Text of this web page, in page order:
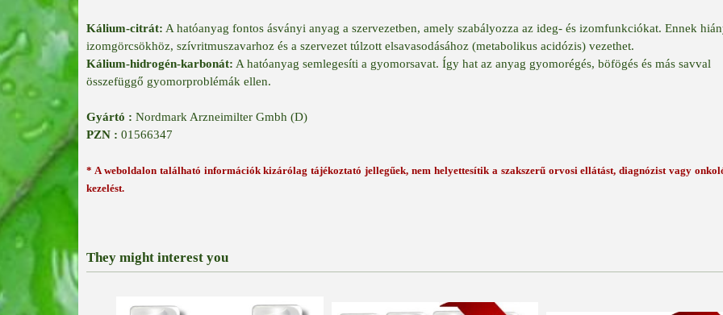
Kálium-citrát: A hatóanyag fontos ásványi anyag a szervezetben, amely szabályozza az ideg- és izomfunkciókat. Ennek
izomgörcsökhöz, szívritmuszavarhoz és a szervezet túlzott elsavasodásához (metabolikus acidózis) vezethet.
Kálium-hidrogén-karbonát: A hatóanyag semlegesíti a gyomorsavat. Így hat az anyag gyomorégés, böfögés és más savval
összefüggő gyomorproblémák ellen.
Gyártó : Nordmark Arzneimilter Gmbh (D)
PZN : 01566347
* A weboldalon található információk kizárólag tájékoztató jellegűek, nem helyettesítik a szakszerű orvosi ellátást, diagnózist vagy
kezelést.
They might interest you